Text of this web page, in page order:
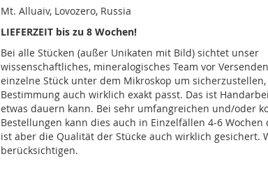
Mt. Alluaiv, Lovozero, Russia
LIEFERZEIT bis zu 8 Wochen!
Bei alle Stücken (außer Unikaten mit Bild) sichtet unser
wissenschaftliches, mineralogisches Team vor
einzelne Stück unter dem Mikroskop um
Bestimmung auch wirklich exakt passt. Das ist
etwas dauern kann. Bei sehr umfangreichen und/oder
Bestellungen kann dies auch in Einzelfällen 4-6
ist aber die Qualität der Stücke auch wirklich gesichert.
berücksichtigen.